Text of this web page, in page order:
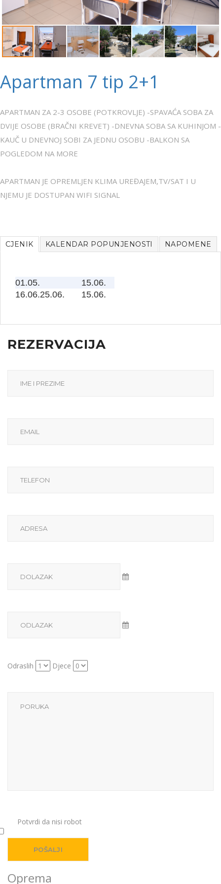
Apartman 7 tip 2+1
APARTMAN ZA 2-3 OSOBE (POTKROVLJE) -SPAVAĆA SOBA ZA
DVIJE OSOBE (BRAČNI KREVET) -DNEVNA SOBA SA KUHINJOM -
KAUČ U DNEVNOJ SOBI ZA JEDNU OSOBU -BALKON SA
POGLEDOM NA MORE
APARTMAN JE OPREMLJEN KLIMA UREĐAJEM,TV/SAT I U
NJEMU JE DOSTUPAN WIFI SIGNAL
CJENIK KALENDAR POPUNJENOSTI NAPOMENE
01.05.
15.06.
16.06.25.06.
15.06.
REZERVACIJA
Odraslih Djece
Potvrdi da nisi robot
Oprema